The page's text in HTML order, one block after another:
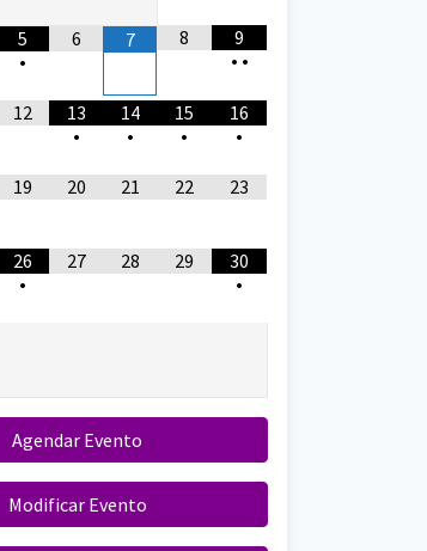
5
•
6 7 8
9
• •
12
13
•
14
•
15
•
16
•
19 20 21 22 23
26
•
27 28 29
30
•
Agendar Evento
Modificar Evento